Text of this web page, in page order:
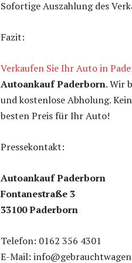
Sofortige Auszahlung des
Fazit:
Verkaufen Sie Ihr Auto in
Autoankauf Paderborn. Wir
und kostenlose Abholung.
besten Preis für Ihr Auto!
Pressekontakt:
Autoankauf Paderborn
Fontanestraße 3
33100 Paderborn
Telefon: 0162 356 4301
E-Mail: